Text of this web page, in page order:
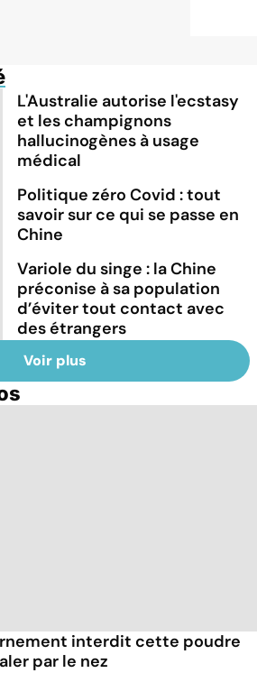
L'Australie autorise l'ecstasy
et les champignons
hallucinogènes à usage
médical
Politique zéro Covid : tout
savoir sur ce qui se passe en
Chine
Variole du singe : la Chine
préconise à sa population
d’éviter tout contact avec
des étrangers
Voir plus
interdit cette poudre
par le nez